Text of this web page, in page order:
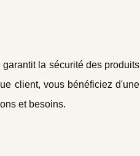
la sécurité des produits
client, vous bénéficiez d'une
et besoins.